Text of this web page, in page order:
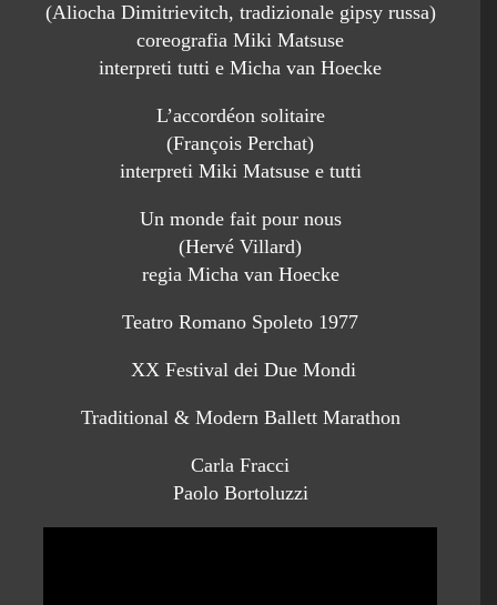
(Aliocha Dimitrievitch, tradizionale gipsy russa)
coreografia Miki Matsuse
interpreti tutti e Micha van Hoecke
L’accordéon solitaire
(François Perchat)
interpreti Miki Matsuse e tutti
Un monde fait pour nous
(Hervé Villard)
regia Micha van Hoecke
Teatro Romano Spoleto 1977
XX Festival dei Due Mondi
Traditional & Modern Ballett Marathon
Carla Fracci
Paolo Bortoluzzi